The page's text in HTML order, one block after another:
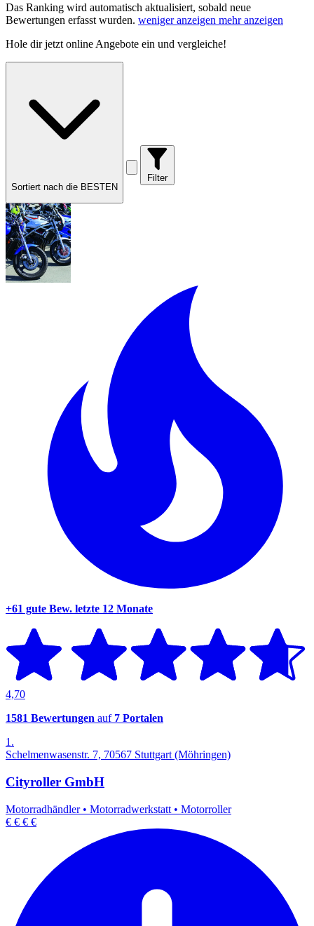
Das Ranking wird automatisch aktualisiert, sobald neue
Bewertungen erfasst wurden. weniger anzeigen mehr anzeigen
Hole dirjetzt online Angebote ein und vergleiche!
Sortiert nach die BESTEN
Filter
+61 gute Bew. letzte 12 Monate
4,70
1581 Bewertungen auf 7 Portalen
1.
Schelmenwasenstr. 7, 70567 Stuttgart (Möhringen)
Cityroller GmbH
Motorradhändler • Motorradwerkstatt • Motorroller
€ € € €